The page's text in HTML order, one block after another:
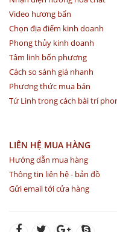
Video hương bẩn
Chọn địa điểm kinh doanh
Phong thủy kinh doanh
Tâm linh bốn phương
Cách so sánh giá nhanh
Phương thức mua bán
Tứ Linh trong cách bài trí
LIÊN HỆ MUA HÀNG
Hướng dẫn mua hàng
Thông tin liên hệ - bản đồ
Gửi email tới cửa hàng